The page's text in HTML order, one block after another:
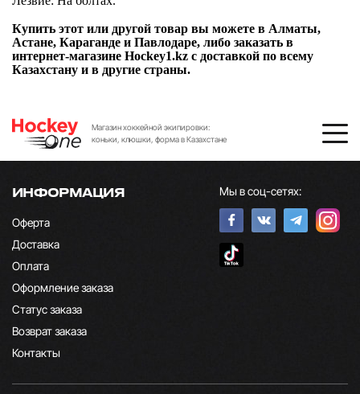
Купить этот или другой товар вы можете в Алматы,
Астане, Караганде и Павлодаре, либо заказать в
интернет-магазине Hockey1.kz с доставкой по всему
Казахстану и в другие страны.
Магазин хоккейной экипировки:
коньки, клюшки, форма в Казахстане
ИНФОРМАЦИЯ
Оферта
Доставка
Оплата
Оформление заказа
Статус заказа
Возврат заказа
Контакты
Мы в соц-сетях: